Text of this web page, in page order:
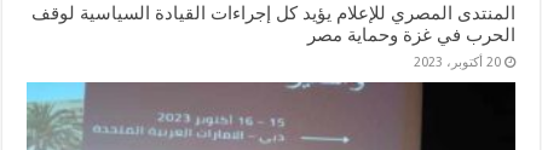
المنتدى المصري للإعلام يؤيد كل إجراءات القيادة السياسية لوقف
الحرب في غزة وحماية مصر
20 أكتوبر، 2023